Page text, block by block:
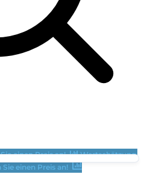
einen Preis an!
Wertschätzung
Sie einen Preis an!